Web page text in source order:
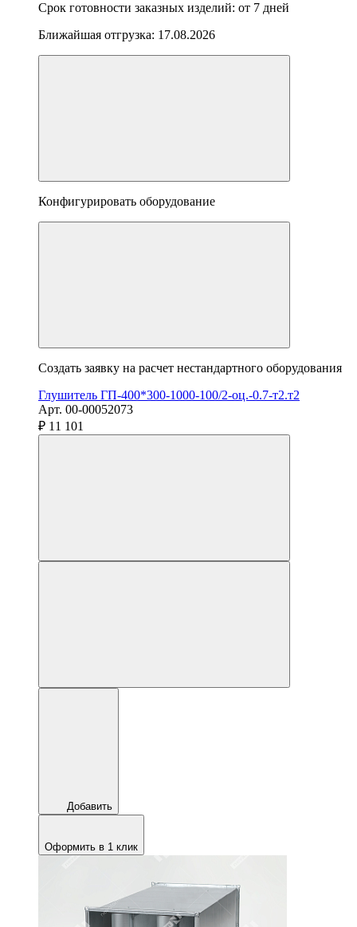
Срок готовности заказных изделий: от 7 дней
Ближайшая отгрузка: 17.08.2026
Конфигурировать оборудование
Создать заявку на расчет нестандартного оборудования
Глушитель ГП-400*300-1000-100/2-оц.-0.7-т2.т2
Арт. 00-00052073
₽ 11 101
Добавить
Оформить в 1 клик